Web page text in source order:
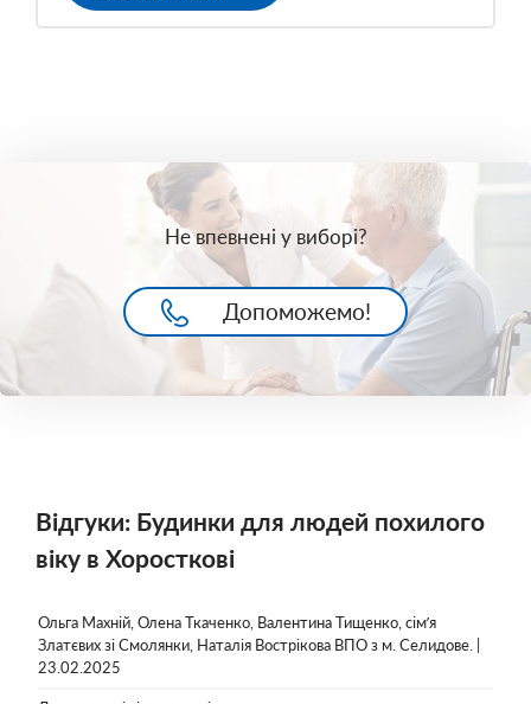
Не впевнені у виборі?
Допоможемо!
Відгуки: Будинки для людей похилого
віку в Хоросткові
Ольга Махній, Олена Ткаченко, Валентина Тищенко, сім’я
Златєвих зі Смолянки, Наталія Вострікова ВПО з м. Селидове. |
23.02.2025